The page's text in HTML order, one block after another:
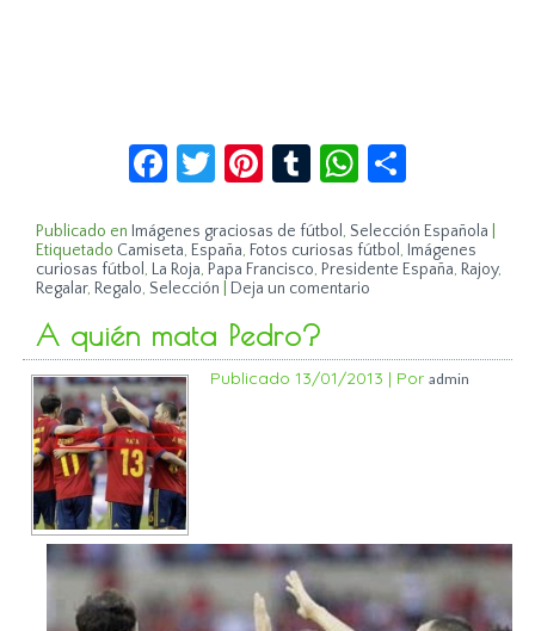
Facebook
Twitter
Pinterest
TumblrWhatsApp
Publicado en Imágenes graciosas de fútbol , Selección Española
Etiquetado Camiseta, España, Fotos curiosas fútbol , Imágenes
curiosas fútbol , La Roja, Papa Francisco, Presidente España, Rajoy,
Regalar, Regalo, Selección Deja un comentario
A quién mata Pedro?
Publicado 13/01/2013 | Por admin